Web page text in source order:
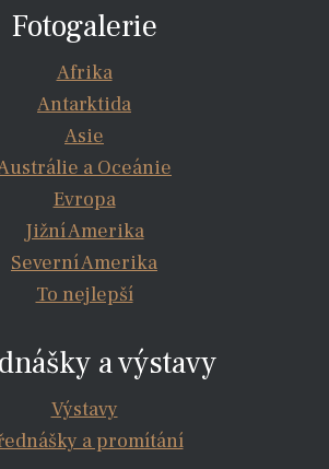
Fotogalerie
Afrika
Antarktida
Asie
a Oceánie
Evropa
Jižní Amerika
Severní Amerika
To nejlepší
a výstavy
Výstavy
a promítání